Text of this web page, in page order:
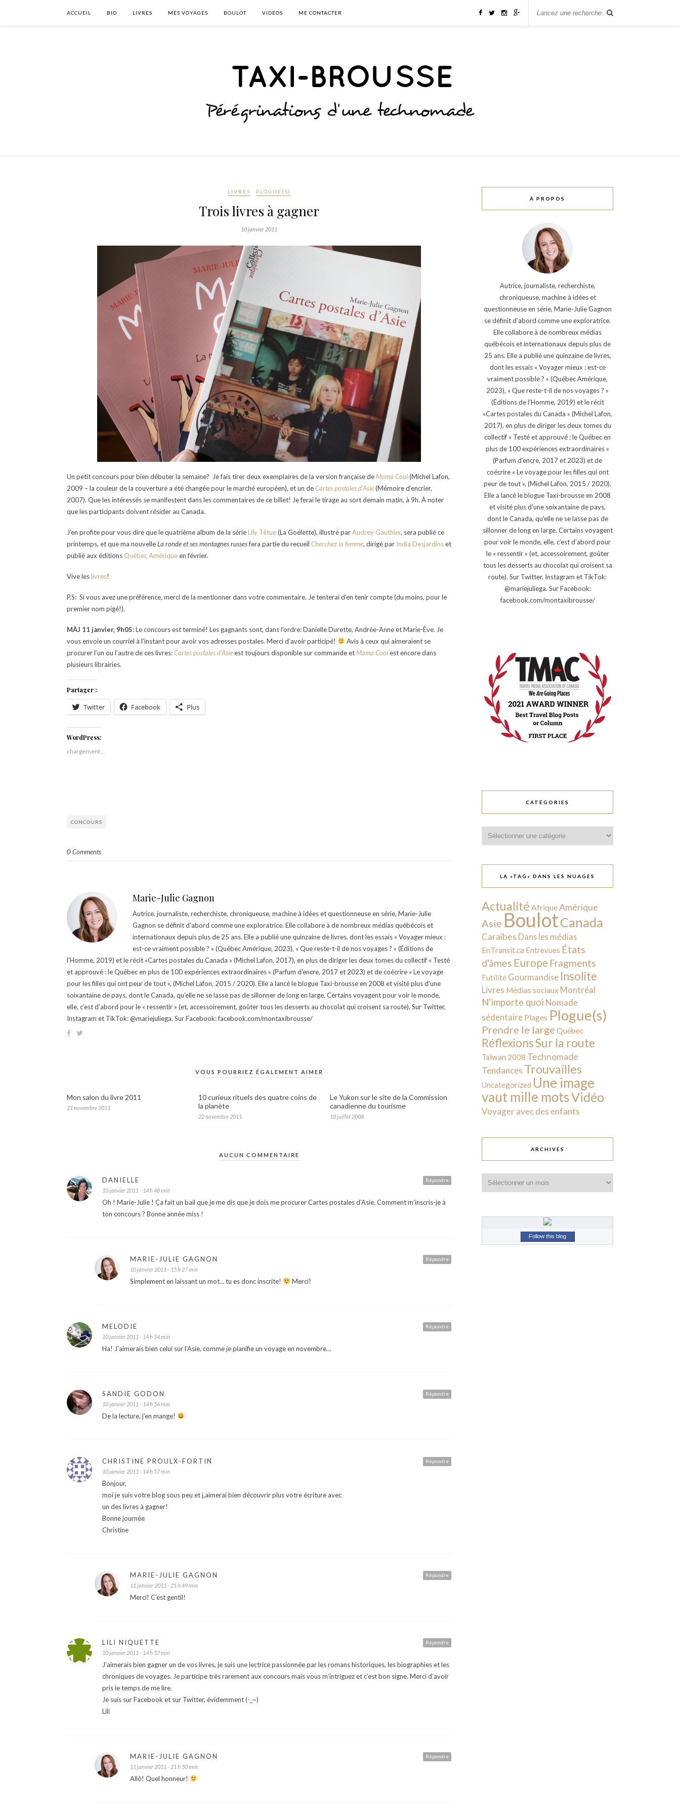
ACCUEIL BIO LIVRES MES VOYAGES BOULOT VIDÉOS ME CONTACTER
LIVRES PLOGUE(S)
Trois livres à gagner
10 janvier 2011
Un petit concours pour bien débuter la semaine? Je fais tirer deux exemplaires de la version française deMama Cool(Michel Lafon,
2009 – la couleur de la couverture a été changée pour le marché européen), et un deCartes postales d’Asie(Mémoire d’encrier,
2007). Que les intéressés se manifestent dans les commentaires de ce billet! Je ferai le tirage au sort demain matin, à 9h. À noter
que les participants doivent résider au Canada.
J’en profite pour vous dire que le quatrième album de la sérieLily Têtue(La Goélette), illustré parAudrey Gauthier, sera publié ce
printemps, et que ma nouvelleLa ronde et ses montagnes russesfera partie du recueil Cherchez la femme, dirigé par India Desjardinset
publié aux éditions Québec Amériqueen février.
Vive leslivres!
P.S: Si vous avez une préférence, merci de la mentionner dans votre commentaire. Je tenterai d’en tenir compte (du moins, pour le
premier nom pigé!).
MÀJ 11 janvier, 9h05:Le concours est terminé! Les gagnants sont, dans l’ordre: Danielle Durette, Andrée-Anne et Marie-Ève. Je
vous envoie un courriel à l’instant pour avoir vos adresses postales. Merci d’avoir participé!
Avis à ceux qui aimeraient se
procurer l’un ou l’autre de ces livres:Cartes postales d’Asieest toujours disponible sur commande etMama Coolest encore dans
plusieurs librairies.
Partager :
Twitter Facebook Plus
WordPress:
chargement…
CONCOURS
0 Comments
Marie-Julie Gagnon
Autrice, journaliste, recherchiste, chroniqueuse, machine à idées et questionneuse en série, Marie-Julie
Gagnon se définit d’abord comme une exploratrice. Elle collabore à de nombreux médias québécois et
internationaux depuis plus de 25 ans. Elle a publié une quinzaine de livres, dont les essais « Voyager mieux :
est-ce vraiment possible ? » (Québec Amérique, 2023), « Que reste-t-il de nos voyages ? » (Éditions de
l'Homme, 2019) et le récit «Cartes postales du Canada » (Michel Lafon, 2017), en plus de diriger les deux tomes du collectif « Testé
et approuvé : le Québec en plus de 100 expériences extraordinaires » (Parfum d'encre, 2017 et 2023) et de coécrire « Le voyage
pour les filles qui ont peur de tout », (Michel Lafon, 2015 / 2020). Elle a lancé le blogue Taxi-brousse en 2008 et visité plus d'une
soixantaine de pays, dont le Canada, qu'elle ne se lasse pas de sillonner de long en large. Certains voyagent pour voir le monde,
elle, c’est d’abord pour le « ressentir » (et, accessoirement, goûter tous les desserts au chocolat qui croisent sa route). Sur Twitter,
Instagram et TikTok: @mariejuliega. Sur Facebook: facebook.com/montaxibrousse/
VOUS POURRIEZ ÉGALEMENT AIMER
Mon salon du livre 2011
21 novembre 2011
10 curieux rituels des quatre coins de
la planète
22 novembre 2011
Le Yukon sur le site de la Commission
canadienne du tourisme
18 juillet 2008
AUCUN COMMENTAIRE
Répondre
DANIELLE
10 janvier 2011 - 14 h 48 min
Oh ! Marie-Julie ! Ça fait un bail que je me dis que je dois me procurer Cartes postales d’Asie. Comment m’inscris-je à
ton concours ? Bonne année miss !
Répondre
MARIE-JULIE GAGNON
10 janvier 2011 - 15 h 27 min
Simplement en laissant un mot… tu es donc inscrite! Merci!
Répondre
MELODIE
10 janvier 2011 - 14 h 54 min
Ha! J’aimerais bien celui sur l’Asie, comme je planifie un voyage en novembre…
Répondre
SANDIE GODON
10 janvier 2011 - 14 h 56 min
De la lecture, j’en mange!
Répondre
CHRISTINE PROULX-FORTIN
10 janvier 2011 - 14 h 57 min
Bonjour,
moi je suis votre blog sous peu et j,aimerai bien découvrir plus votre écriture avec
un des livres à gagner!
Bonne journée
Christine
Répondre
MARIE-JULIE GAGNON
11 janvier 2011 - 21 h 49 min
Merci! C’est gentil!
Répondre
LILI NIQUETTE
10 janvier 2011 - 14 h 57 min
J’aimerais bien gagner un de vos livres, je suis une lectrice passionnée par les romans historiques, les biographies et les
chroniques de voyages. Je participe très rarement aux concours mais vous m’intriguez et c’est bon signe. Merci d’avoir
pris le temps de me lire.
Je suis sur Facebook et sur Twitter, évidemment (-_~)
Lili
Répondre
MARIE-JULIE GAGNON
11 janvier 2011 - 21 h 50 min
Allô! Quel honneur!
À PROPOS
Autrice, journaliste, recherchiste,
chroniqueuse, machine à idées et
questionneuse en série, Marie-Julie Gagnon
se définit d’abord comme une exploratrice.
Elle collabore à de nombreux médias
québécois et internationaux depuis plus de
25 ans. Elle a publié une quinzaine de livres,
dont les essais « Voyager mieux : est-ce
vraiment possible ? » (Québec Amérique,
2023), « Que reste-t-il de nos voyages ? »
(Éditions de l'Homme, 2019) et le récit
«Cartes postales du Canada » (Michel Lafon,
2017), en plus de diriger les deux tomes du
collectif « Testé et approuvé : le Québec en
plus de 100 expériences extraordinaires »
(Parfum d'encre, 2017 et 2023) et de
coécrire « Le voyage pour les filles qui ont
peur de tout », (Michel Lafon, 2015 / 2020).
Elle a lancé le blogue Taxi-brousse en 2008
et visité plus d'une soixantaine de pays,
dont le Canada, qu'elle ne se lasse pas de
sillonner de long en large. Certains voyagent
pour voir le monde, elle, c’est d’abord pour
le « ressentir » (et, accessoirement, goûter
tous les desserts au chocolat qui croisent sa
route). Sur Twitter, Instagram et TikTok:
@mariejuliega. Sur Facebook:
facebook.com/montaxibrousse/
CATÉGORIES
LA «TAG» DANS LES NUAGES
Actualité AfriqueAmérique
Asie BoulotCanada
Caraïbes Dans les médias
EnTransit.ca Entrevues États
d'âmes Europe Fragments
Futilité Gourmandise Insolite
Livres Médias sociaux Montréal
N'importe quoi Nomade
sédentaire Plages Plogue(s)
Prendre le large Québec
RéflexionsSur la route
Taïwan 2008 Technomade
Tendances Trouvailles
Uncategorized Une image
vaut mille motsVidéo
Voyager avec des enfants
ARCHIVES
Follow this blog